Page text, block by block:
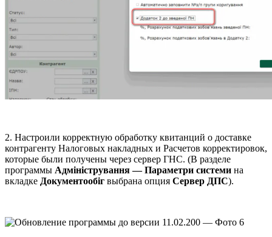
2. Настроили корректную обработку квитанций о доставке
контрагенту Налоговых накладных и Расчетов корректировок,
которые были получены через сервер ГНС. (В разделе
программы Адміністрування — Параметри системи на
вкладке Документообіг выбрана опция Сервер ДПС).